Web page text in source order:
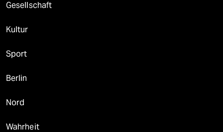
Gesellschaft
Kultur
Sport
Berlin
Nord
Wahrheit